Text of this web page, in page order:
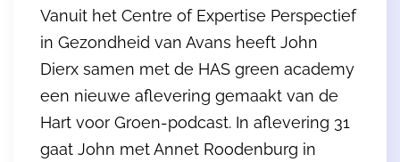
Vanuit het Centre of Expertise Perspectief
in Gezondheid van Avans heeft John
Dierx samen met de HAS green academy
een nieuwe aflevering gemaakt van de
Hart voor Groen-podcast. In aflevering 31
gaat John met Annet Roodenburg in